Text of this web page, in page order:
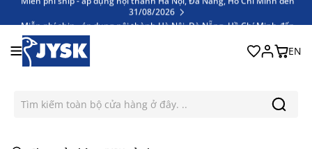
Miễn phí ship - áp dụng nội thành Hà Nội, Đà Nẵng, Hồ Chí Minh đến
31/08/2026
EN